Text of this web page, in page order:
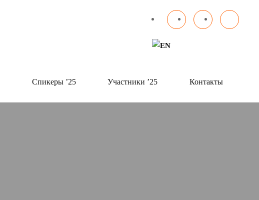
Спикеры ’25 Участники ’25 Контакты